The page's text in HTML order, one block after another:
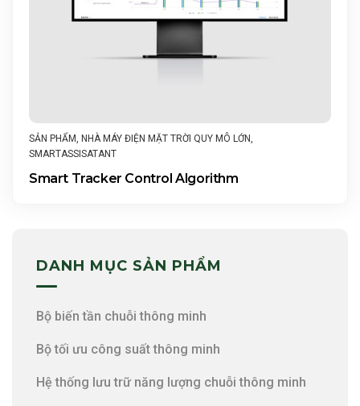
SẢN PHẨM NHÀ MÁY ĐIỆN MẶT TRỜI QUY MÔ LỚN
SMARTASSISATANT
Smart Tracker Control Algorithm
DANH MỤC SẢN PHẨM
Bộ biến tần chuỗi thông minh
Bộ tối ưu công suất thông minh
Hệ thống lưu trữ năng lượng chuỗi thông minh